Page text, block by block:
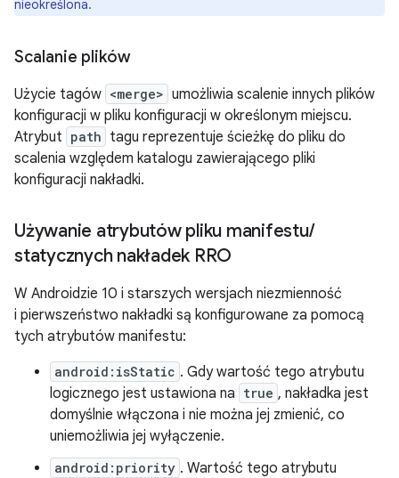
nieokreślona.
Scalanie plików
Użycie tagów <merge> umożliwia scalenie innych plików
konfiguracji w pliku konfiguracji w określonym miejscu.
Atrybut path tagu reprezentuje ścieżkę do pliku do
scalenia względem katalogu zawierającego pliki
konfiguracji nakładki.
Używanie atrybutów pliku manifestu/
statycznych nakładek RRO
W Androidzie 10 i starszych wersjach niezmienność
i pierwszeństwo nakładki są konfigurowane za pomocą
tych atrybutów manifestu:
android:isStatic . Gdy wartość tego atrybutu
logicznego jest ustawiona na true , nakładka jest
domyślnie włączona i nie można jej zmienić, co
uniemożliwia jej wyłączenie.
android:priority . Wartość tego atrybutu